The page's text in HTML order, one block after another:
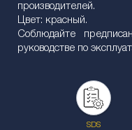
производителей.
Цвет: красный.
Соблюдайте
руководстве по
SDS